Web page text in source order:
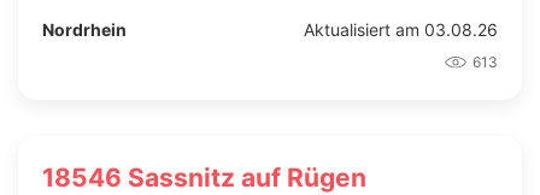
Nordrhein Aktualisiert am 03.08.26
613
18546 Sassnitz auf Rügen